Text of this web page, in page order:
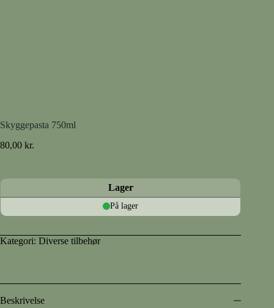
Skyggepasta 750ml
80,00 kr.
Lager
På lager
Kategori: Diverse tilbehør
Beskrivelse